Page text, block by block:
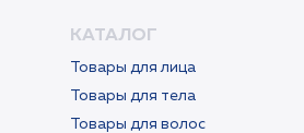
КАТАЛОГ
Товары для лица
Товары для тела
Товары для волос